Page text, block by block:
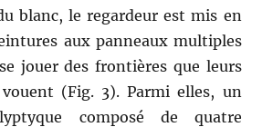
blanc, le regardeur est mis en
aux panneaux multiples
jouer des frontières que leurs
(Fig. 3). Parmi elles, un
composé de quatre